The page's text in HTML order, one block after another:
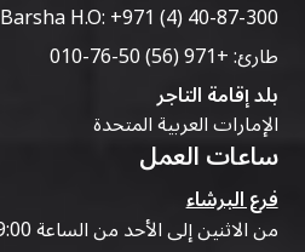
Barsha H.O:+971 (4) 40-87-300
طارئ:+971 (56) 50-76-010
بلد إقامة التاجر
الإمارات العربية المتحدة
ساعات العمل
فرع البرشاء
من الاثنين إلى الأحد من الساعة 9:00 صباحًا حتى 07:00 مساءً